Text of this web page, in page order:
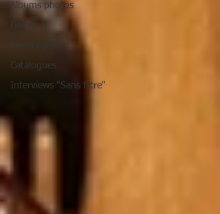
Albums photos
Divers
Repérages
Catalogues
Interviews "Sans filtre"